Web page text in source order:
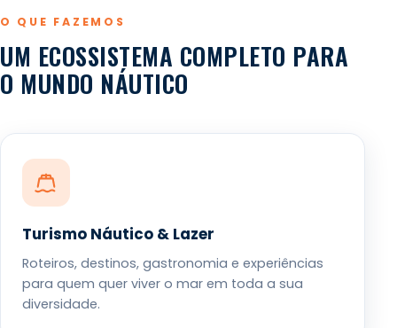
O QUE FAZEMOS
UM ECOSSISTEMA COMPLETO PARA
O MUNDO NÁUTICO
Turismo Náutico & Lazer
Roteiros, destinos, gastronomia e experiências
para quem quer viver o mar em toda a sua
diversidade.